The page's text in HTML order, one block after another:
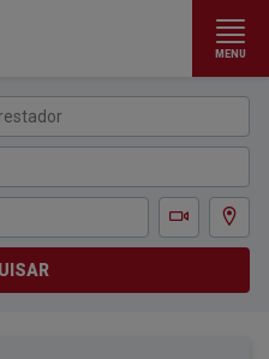
MENU
Teleconsulta
Ver